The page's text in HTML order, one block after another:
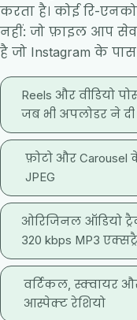
करता है। कोई रि-
नहीं: जो फ़ाइल आप सेव
है जो Instagram के पास
Reels और वीडियो
जब भी अपलोडर ने दी
फ़ोटो और
JPEG
ओरिजिनल ऑडियो
320 kbps MP3
वर्टिकल, स्क्वायर
आस्पेक्ट रेशियो